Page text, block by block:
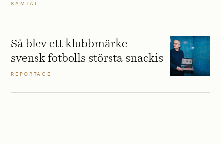
SAMTAL
Så blev ett klubbmärke
svensk fotbolls största snackis
REPORTAGE